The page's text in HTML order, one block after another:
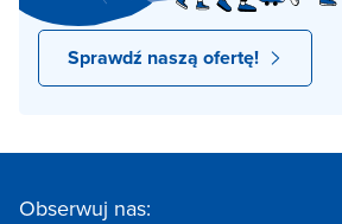
Sprawdź naszą ofertę!
Obserwuj nas: